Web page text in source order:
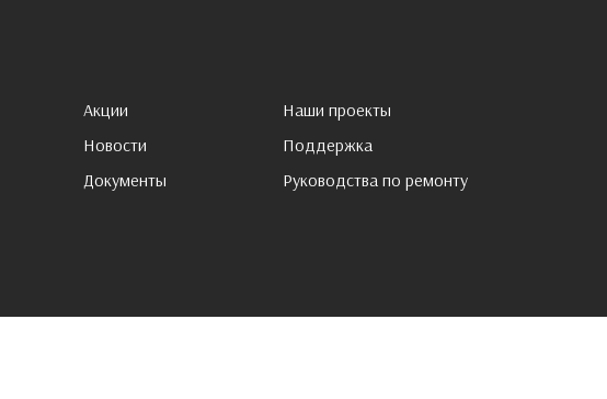
Акции
Новости
Документы
Наши проекты
Поддержка
Pуководства по ремонту